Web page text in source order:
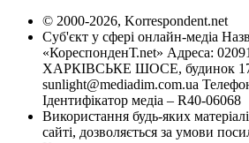
© 2000-2026, Korrespondent.net
Суб'єкт у сфері онлайн-медіа
«КореспонденТ.net» Адреса:
ХАРКІВСЬКЕ ШОСЕ, будинок
sunlight@mediadim.com.ua
Ідентифікатор медіа – R40-06068
Використання будь-яких
сайті, дозволяється за умови